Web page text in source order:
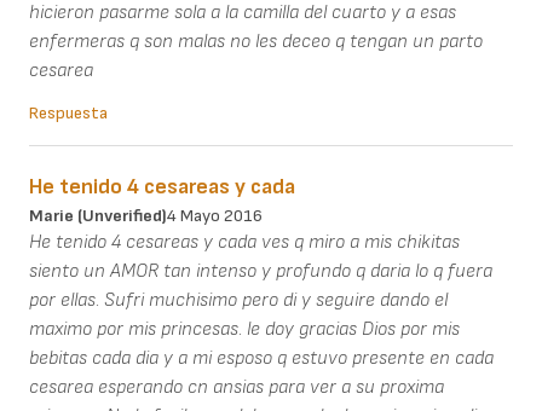
hicieron pasarme sola a la camilla del cuarto y a esas
enfermeras q son malas no les deceo q tengan un parto
cesarea
Respuesta
He tenido 4 cesareas y cada
Marie (unverified)4 Mayo 2016
He tenido 4 cesareas y cada ves q miro a mis chikitas
siento un AMOR tan intenso y profundo q daria lo q fuera
por ellas. Sufri muchisimo pero di y seguire dando el
maximo por mis princesas. le doy gracias Dios por mis
bebitas cada dia y a mi esposo q estuvo presente en cada
cesarea esperando cn ansias para ver a su proxima